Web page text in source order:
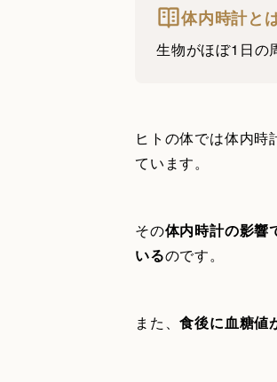
体内時計と
生物がほぼ1日の
ヒトの体では体内
ています。
その体内時計の影響
いるのです。
また、食後に血糖値